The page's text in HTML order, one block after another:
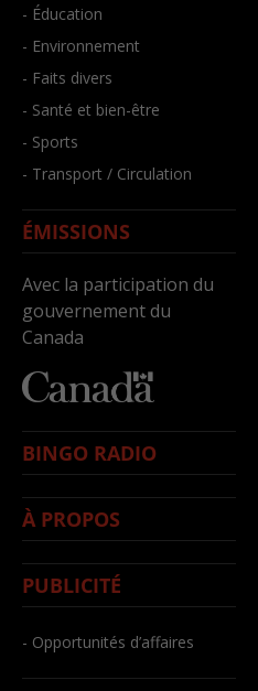
- Éducation
- Environnement
- Faits divers
- Santé et bien-être
- Sports
- Transport / Circulation
ÉMISSIONS
Avec la participation du
gouvernement du
Canada
BINGO RADIO
À PROPOS
PUBLICITÉ
- Opportunités d’affaires